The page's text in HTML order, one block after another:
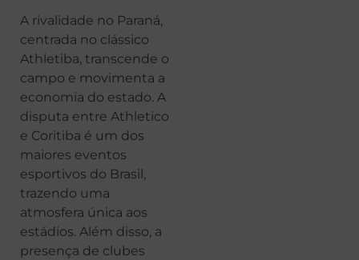
A rivalidade no Paraná,
centrada no clássico
Athletiba, transcende o
campo e movimenta a
economia do estado. A
disputa entre Athletico
e Coritiba é um dos
maiores eventos
esportivos do Brasil,
trazendo uma
atmosfera única aos
estádios. Além disso, a
presença de clubes